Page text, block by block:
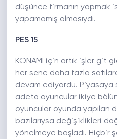
düşünce firmanın yapmak
yapamamış olmasıydı.
PES 15
KONAMI için artık işler git
her sene daha fazla
devam ediyordu. Piyasaya
adeta oyuncular ikiye
oyuncular oyunda yapılan
bazılarıysa değişiklikleri
yönelmeye başladı. Hiçbir